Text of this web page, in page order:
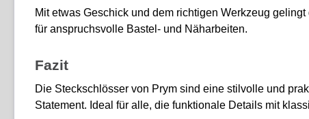
Mit etwas Geschick und dem richtigen Werkzeug
für anspruchsvolle Bastel- und Näharbeiten.
Fazit
Die Steckschlösser von Prym sind eine stilvolle und
Statement. Ideal für alle, die funktionale Details mit